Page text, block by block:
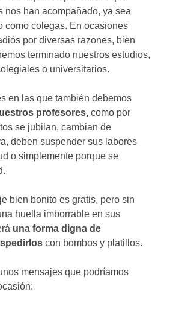
nos han acompañado, ya sea
como colegas. En ocasiones
por diversas razones, bien
terminado nuestros estudios,
o universitarios.
en las que también debemos
profesores, como por
se jubilan, cambian de
deben suspender sus labores
o simplemente porque se
bien bonito es gratis, pero sin
huella imborrable en sus
una forma digna de
con bombos y platillos.
mensajes que podríamos